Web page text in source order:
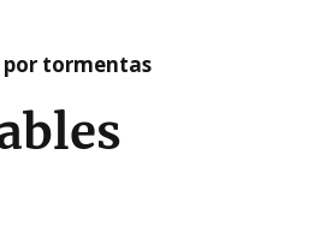
por tormentas